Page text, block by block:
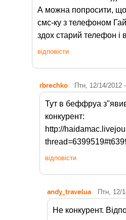
А можна попросити,
смс-ку з телефоном
здох старий телефон і
відповісти
rbrechko Птн, 12/14/2012
Тут в беффруа
конкурент:
http://
відповісти
andy_travelua Птн, 12/
Не конкурент.